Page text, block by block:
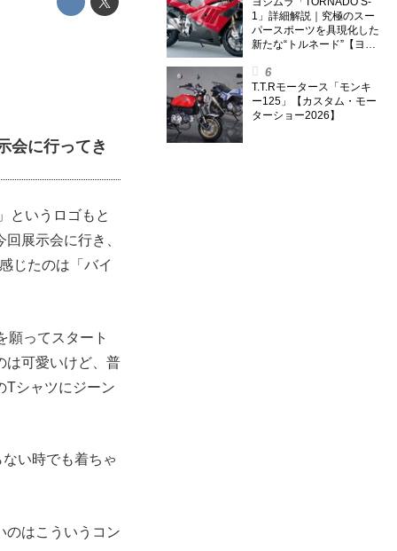
1」詳細解説｜究極のスー
パースポーツを具現化した
新たな“トルネード”【ヨシ
T.T.Rモータース「モンキ
ー125」【カスタム・モー
ターショー2026】
会に行ってき
というロゴもと
展示会に行き、
じたのは「バイ
願ってスタート
は可愛いけど、普
Tシャツにジーン
い時でも着ちゃ
のはこういうコン